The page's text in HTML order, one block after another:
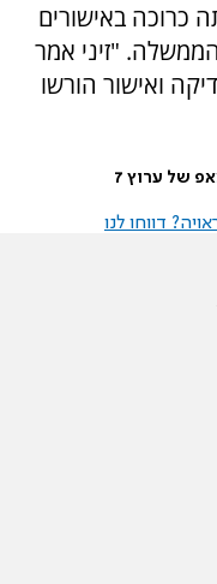
כרוכה באישורים
"זיני אמר
ואישור הורשו
של ערוץ 7
דווחו לנו